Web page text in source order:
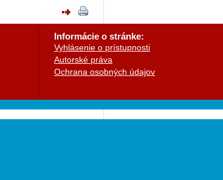
Informácie o stránke:
Vyhlásenie o prístupnosti
Autorské práva
Ochrana osobných údajov